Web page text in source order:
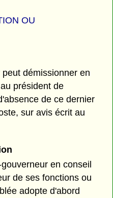
OU
démissionner en
président de
de ce dernier
sur avis écrit au
en conseil
de ses fonctions ou
adopte d'abord